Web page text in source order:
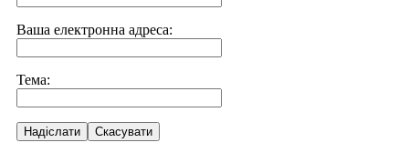
Ваша електронна адреса:
Тема:
Надіслати Скасувати